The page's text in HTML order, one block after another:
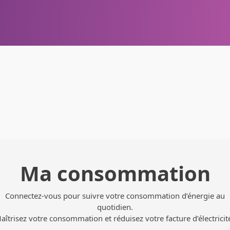
Ma consommation
Connectez-vous pour suivre votre consommation d’énergie au
quotidien.
votre consommation et réduisez votre facture